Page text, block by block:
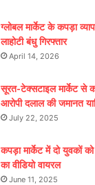
ग्लोबल मार्केट के कपड़ा
लाहोटी बंधु गिरफ्तार
April 14, 2026
सूरत-टेक्सटाइल मार्केट से
आरोपी दलाल की जमानत
July 22, 2025
कपड़ा मार्केट में दो युवकों
का वीडियो वायरल
June 11, 2025